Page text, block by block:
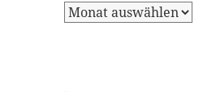
Ältere